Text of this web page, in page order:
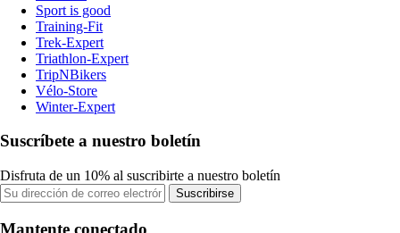
Sport is good
Training-Fit
Trek-Expert
Triathlon-Expert
TripNBikers
Vélo-Store
Winter-Expert
Suscríbete a nuestro boletín
Disfruta de un 10% al suscribirte a nuestro boletín
Suscribirse
Mantente conectado